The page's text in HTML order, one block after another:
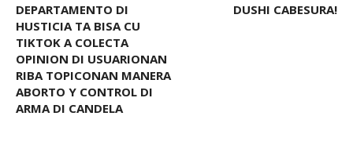
DEPARTAMENTO DI
HUSTICIA TA BISA CU
TIKTOK A COLECTA
OPINION DI USUARIONAN
RIBA TOPICONAN MANERA
ABORTO Y CONTROL DI
ARMA DI CANDELA
DUSHI CABESURA!